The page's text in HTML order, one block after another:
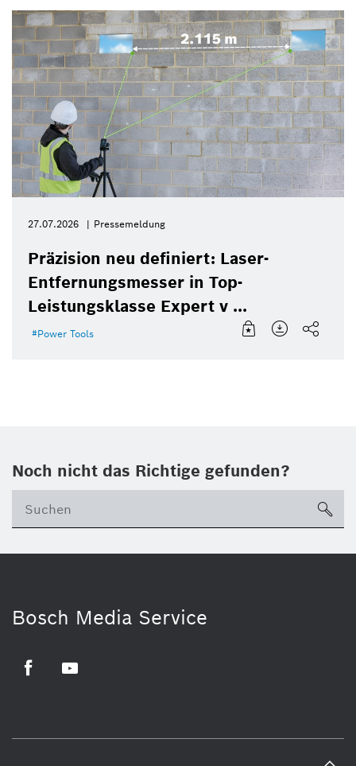
27.07.2026 Pressemeldung
Präzision neu definiert: Laser-
Entfernungsmesser in Top-
Leistungsklasse Expert v ...
Power Tools
Noch nicht das Richtige gefunden?
Bosch Media Service